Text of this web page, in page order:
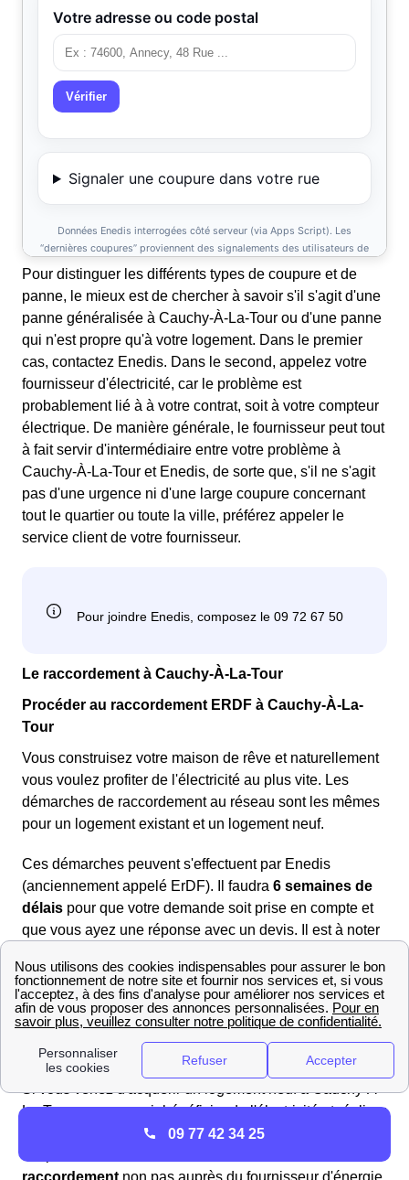
Pour distinguer les différents types de coupure et de
panne, le mieux est de chercher à savoir s'il s'agit d'une
panne généralisée à Cauchy-À-La-Tour ou d'une panne
qui n'est propre qu'à votre logement. Dans le premier
cas, contactez Enedis. Dans le second, appelez votre
fournisseur d'électricité, car le problème est
probablement lié à à votre contrat, soit à votre compteur
électrique. De manière générale, le fournisseur peut tout
à fait servir d'intermédiaire entre votre problème à
Cauchy-À-La-Tour et Enedis, de sorte que, s'il ne s'agit
pas d'une urgence ni d'une large coupure concernant
tout le quartier ou toute la ville, préférez appeler le
service client de votre fournisseur.
Le raccordement à Cauchy-À-La-Tour
Procéder au raccordement ERDF à Cauchy-À-La-
Tour
Vous construisez votre maison de rêve et naturellement
vous voulez profiter de l'électricité au plus vite. Les
démarches de raccordement au réseau sont les mêmes
pour un logement existant et un logement neuf.
Ces démarches peuvent s'effectuent par Enedis
(anciennement appelé ErDF). Il faudra 6 semaines de
délais pour que votre demande soit prise en compte et
que vous ayez une réponse avec un devis. Il est à noter
documents nécessaires. Vous avez bien sûr la
possibilité de laisser votre architecte s'occuper de votre
raccordement au réseau électrique.
Raccordement ErDF à Cauchy-À-La-Tour
Si vous venez d'acquérir un logement neuf à Cauchy-À-
La-Tour, pour pouvoir bénéficier de l'électricité et réaliser
ouverture de votre compteur , il est dans un premier
09 77 42 34 25